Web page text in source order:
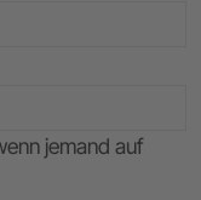
jemand auf